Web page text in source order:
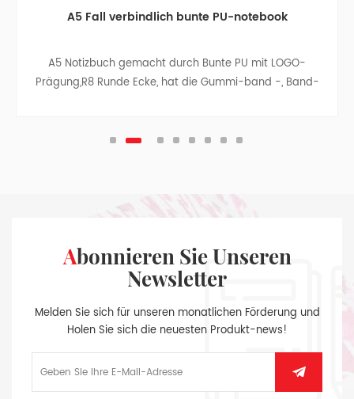
A5 Fall verbindlich bunte PU-notebook
A5 Notizbuch gemacht durch Bunte PU mit LOGO-
Prägung,R8 Runde Ecke, hat die Gummi-band -, Band-
Anhänger.
Abonnieren Sie Unseren
Newsletter
Melden Sie sich für unseren monatlichen Förderung und
Holen Sie sich die neuesten Produkt-news!